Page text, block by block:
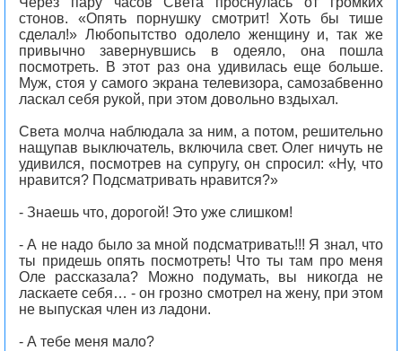
стонов. «Опять порнушку смотрит! Хоть бы тише
сделал!» Любопытство одолело женщину и, так же
привычно завернувшись в одеяло, она пошла
посмотреть. В этот раз она удивилась еще больше.
Муж, стоя у самого экрана телевизора, самозабвенно
ласкал себя рукой, при этом довольно вздыхал.
Света молча наблюдала за ним, а потом, решительно
нащупав выключатель, включила свет. Олег ничуть не
удивился, посмотрев на супругу, он спросил: «Ну, что
нравится? Подсматривать нравится?»
- Знаешь что, дорогой! Это уже слишком!
- А не надо было за мной подсматривать!!! Я знал, что
ты придешь опять посмотреть! Что ты там про меня
Оле рассказала? Можно подумать, вы никогда не
ласкаете себя… - он грозно смотрел на жену, при этом
не выпуская член из ладони.
- А тебе меня мало?